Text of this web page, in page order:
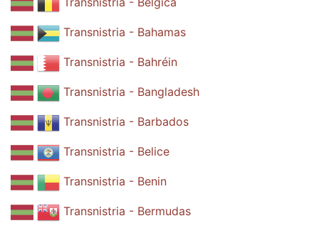
Transnistria - Bahamas
Transnistria - Bahréin
Transnistria - Bangladesh
Transnistria - Barbados
Transnistria - Belice
Transnistria - Benin
Transnistria - Bermudas